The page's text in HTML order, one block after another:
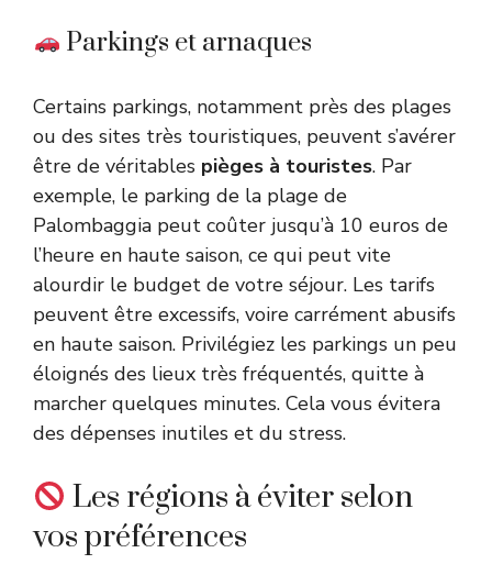
Parkings et arnaques
Certains parkings, notamment près des plages
ou des sites très touristiques, peuvent s’avérer
être de véritables pièges à touristes. Par
exemple, le parking de la plage de
Palombaggia peut coûter jusqu’à 10 euros de
l’heure en haute saison, ce qui peut vite
alourdir le budget de votre séjour. Les tarifs
peuvent être excessifs, voire carrément abusifs
en haute saison. Privilégiez les parkings un peu
éloignés des lieux très fréquentés, quitte à
marcher quelques minutes. Cela vous évitera
des dépenses inutiles et du stress.
Les régions à éviter selon
vos préférences